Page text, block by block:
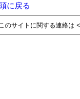
に戻る
のサイトに関する連絡は